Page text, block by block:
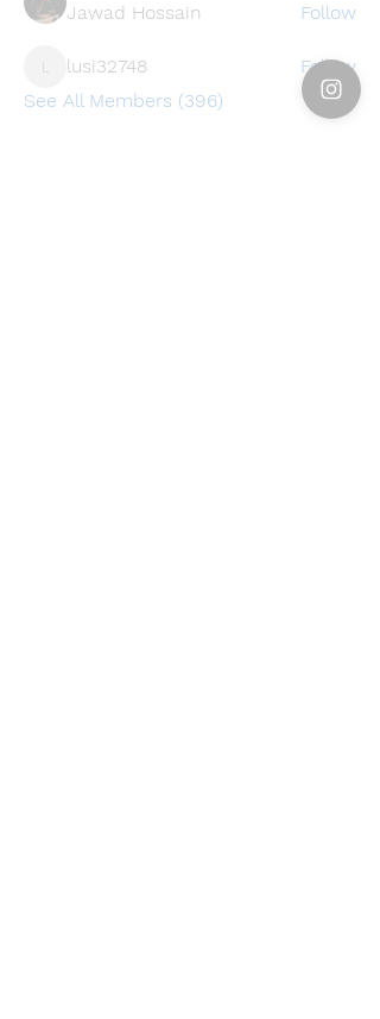
Jawad Hossain Follow
lusi32748
lusi32748
Follow
See All Members (396)